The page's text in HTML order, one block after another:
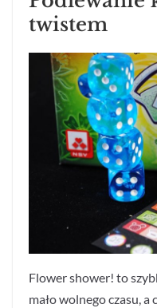
twistem
Flower shower! to
mało wolnego czasu,